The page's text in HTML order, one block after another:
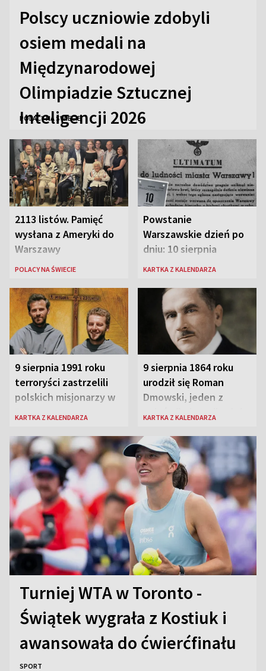
Polscy uczniowie zdobyli
osiem medali na
Międzynarodowej
Olimpiadzie Sztucznej
Inteligencji 2026
POLACY NA ŚWIECIE
2113 listów. Pamięć
wysłana z Ameryki do
Warszawy
POLACY NA ŚWIECIE
Powstanie
Warszawskie dzień po
dniu: 10 sierpnia
KARTKA Z KALENDARZA
9 sierpnia 1991 roku
terroryści zastrzelili
polskich misjonarzy w
Peru
KARTKA Z KALENDARZA
9 sierpnia 1864 roku
urodził się Roman
Dmowski, jeden z
„ojców” niepodległej
KARTKA Z KALENDARZA
Turniej WTA w Toronto -
Świątek wygrała z Kostiuk i
awansowała do ćwierćfinału
SPORT